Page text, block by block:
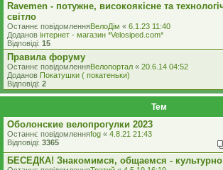
Ravemen - потужне, високоякісне та
світло
Останнє повідомленняВелоДім « 6.1.23 11:40
Доданов iнтернет - магазин *Velosiped.com*
Відповіді: 15
Правила форуму
Останнє повідомленняВелопортал « 20.6.14 04:52
Доданов Покатушки ( покатеньки)
Відповіді: 2
Тем
Оболонские велопрогулки 2023
Останнє повідомленняfog « 4.8.21 21:43
Відповіді: 3365
БЕСЕДКА! Знакомимся, общаемся -